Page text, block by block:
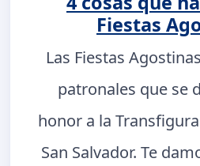
Fiestas
Las Fiestas
patronales que se
honor a la
San Salvador. Te